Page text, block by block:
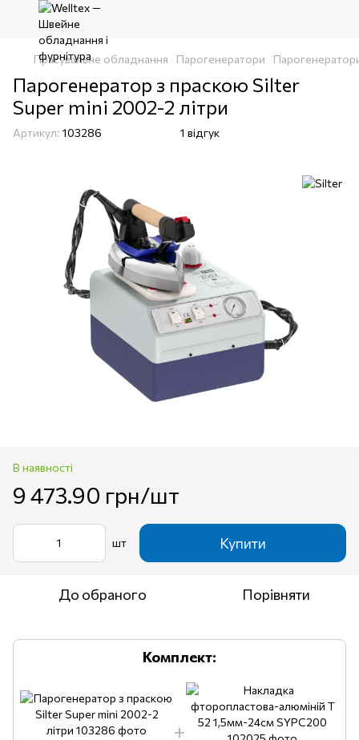
Прасувальне обладнання Парогенератори
Парогенератор з праскою Silter
Super mini 2002-2 літри
Артикул: 103286 1 відгук
В наявності
9 473.90 грн/шт
шт Купити
До обраного Порівняти
Комплект: